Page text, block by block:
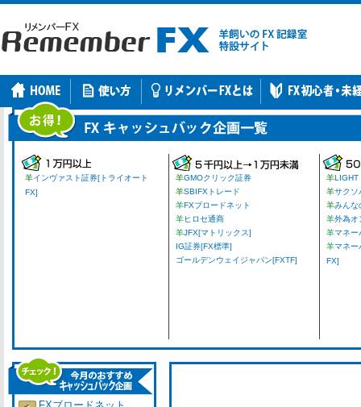
羊インヴァスト証券[トライオート
FX]
羊GMOクリック証券
羊SBIFXトレード
羊FXブロードネット
羊ヒロセ通商
羊JFX[マトリックス]
IG証券[FX標準]
ゴールデンウェイジャパン[FXTF]
羊LIGHT
羊サクソ
羊みんな
羊外為オ
羊マネー
羊マネー
FX]